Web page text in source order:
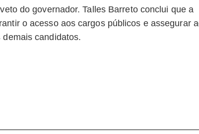
do governador. Talles Barreto conclui que a
o acesso aos cargos públicos e assegurar
candidatos.